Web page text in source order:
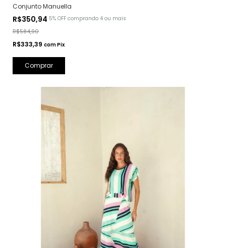
Conjunto Manuella
R$350,94 5% OFF comprando 4 ou mais
R$584,90
R$333,39 comPix
Comprar